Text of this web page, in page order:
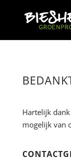
Hartelijk
mogelijk van